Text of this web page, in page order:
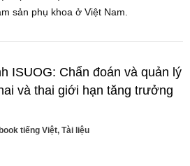
sản phụ khoa ở Việt Nam.
ISUOG: Chẩn đoán và quản lý
và thai giới hạn tăng trưởng
tiếng Việt, Tài liệu